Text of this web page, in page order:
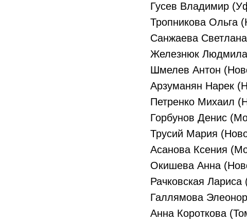
Гусев Владимир
Тропникова Ольга
Санжаева
Железнюк Людмила
Шмелев Антон
Арзуманян Нарек
Петренко Михаил
Горбунов Денис
Трусий Мария
Асанова Ксения
Окишева Анна
Рачковская Лариса
Галлямова
Анна Короткова